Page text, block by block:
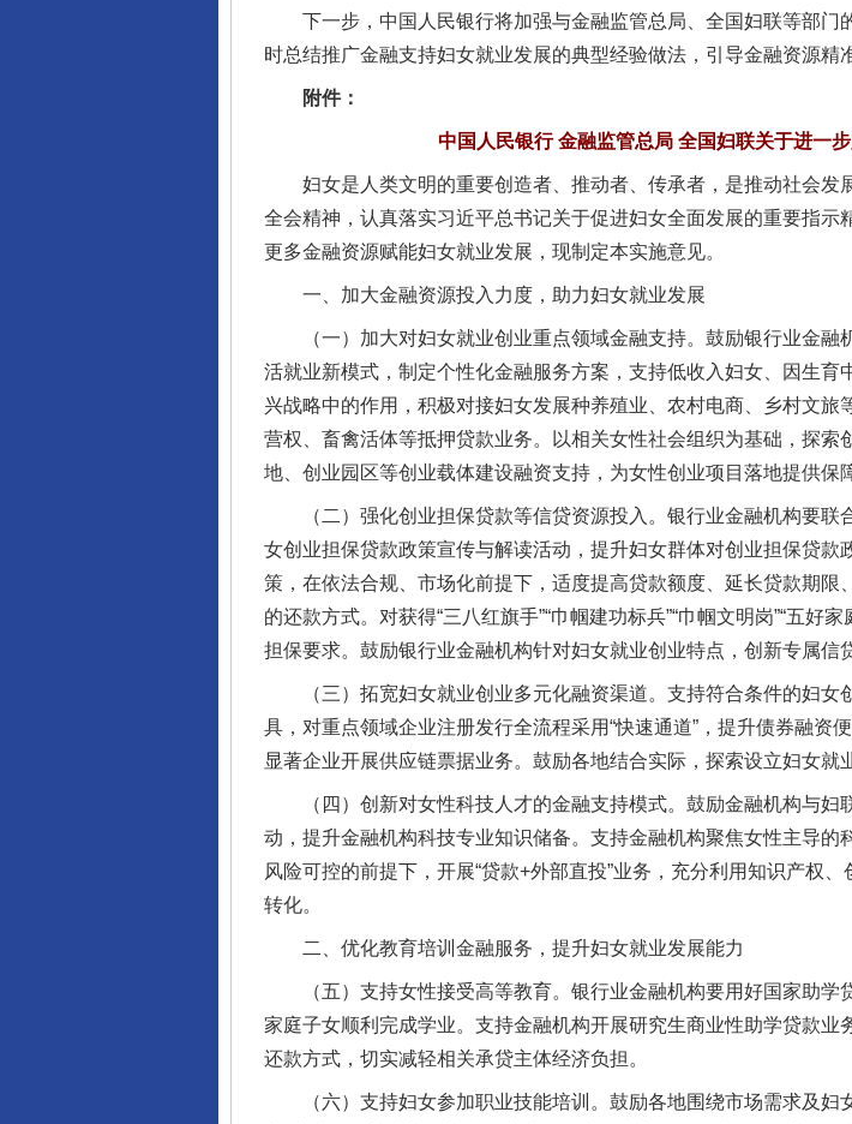
下一步，中国人民银行将加强与金融监管总局、全国妇联等部门
时总结推广金融支持妇女就业发展的典型经验做法，引导金融资源精
附件：
中国人民银行 金融监管总局 全国妇联关于进一
妇女是人类文明的重要创造者、推动者、传承者，是推动社会发
全会精神，认真落实习近平总书记关于促进妇女全面发展的重要指
更多金融资源赋能妇女就业发展，现制定本实施意见。
一、加大金融资源投入力度，助力妇女就业发展
（一）加大对妇女就业创业重点领域金融支持。鼓励银行业金融
活就业新模式，制定个性化金融服务方案，支持低收入妇女、因生
兴战略中的作用，积极对接妇女发展种养殖业、农村电商、乡村文
营权、畜禽活体等抵押贷款业务。以相关女性社会组织为基础，探索
地、创业园区等创业载体建设融资支持，为女性创业项目落地提供保
（二）强化创业担保贷款等信贷资源投入。银行业金融机构要联
女创业担保贷款政策宣传与解读活动，提升妇女群体对创业担保贷
策，在依法合规、市场化前提下，适度提高贷款额度、延长贷款期
的还款方式。对获得“三八红旗手”“巾帼建功标兵”“巾帼文明岗”“五好
担保要求。鼓励银行业金融机构针对妇女就业创业特点，创新专属信
（三）拓宽妇女就业创业多元化融资渠道。支持符合条件的妇女
具，对重点领域企业注册发行全流程采用“快速通道”，提升债券融资
显著企业开展供应链票据业务。鼓励各地结合实际，探索设立妇女就
（四）创新对女性科技人才的金融支持模式。鼓励金融机构与妇
动，提升金融机构科技专业知识储备。支持金融机构聚焦女性主导的
风险可控的前提下，开展“贷款+外部直投”业务，充分利用知识产权
转化。
二、优化教育培训金融服务，提升妇女就业发展能力
（五）支持女性接受高等教育。银行业金融机构要用好国家助学
家庭子女顺利完成学业。支持金融机构开展研究生商业性助学贷款业
还款方式，切实减轻相关承贷主体经济负担。
（六）支持妇女参加职业技能培训。鼓励各地围绕市场需求及妇女